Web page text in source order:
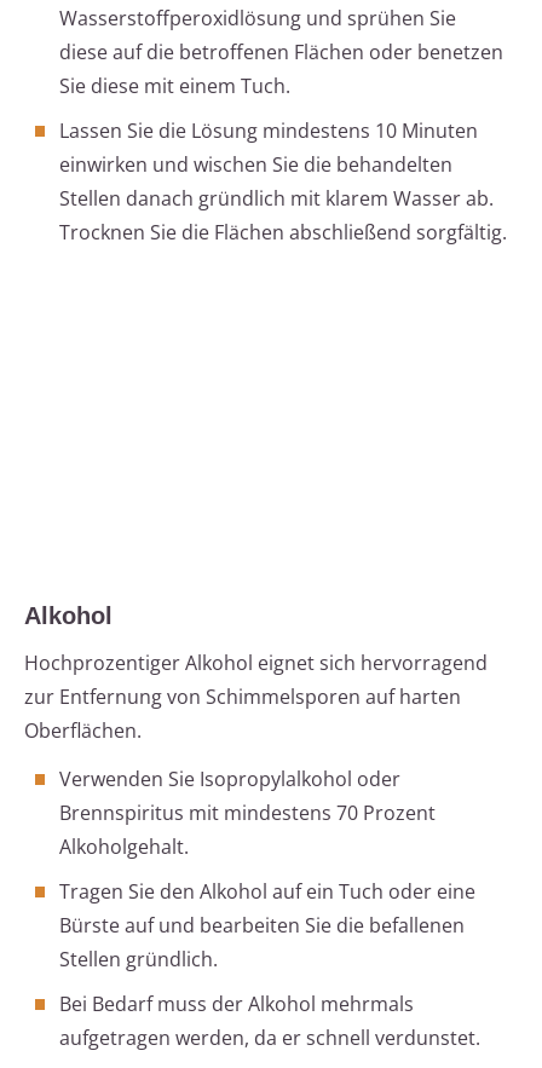
Wasserstoffperoxidlösung und sprühen Sie
diese auf die betroffenen Flächen oder benetzen
Sie diese mit einem Tuch.
Lassen Sie die Lösung mindestens 10 Minuten
einwirken und wischen Sie die behandelten
Stellen danach gründlich mit klarem Wasser ab.
Trocknen Sie die Flächen abschließend sorgfältig.
Alkohol
Hochprozentiger Alkohol eignet sich hervorragend
zur Entfernung von Schimmelsporen auf harten
Oberflächen.
Verwenden Sie Isopropylalkohol oder
Brennspiritus mit mindestens 70 Prozent
Alkoholgehalt.
Tragen Sie den Alkohol auf ein Tuch oder eine
Bürste auf und bearbeiten Sie die befallenen
Stellen gründlich.
Bei Bedarf muss der Alkohol mehrmals
aufgetragen werden, da er schnell verdunstet.